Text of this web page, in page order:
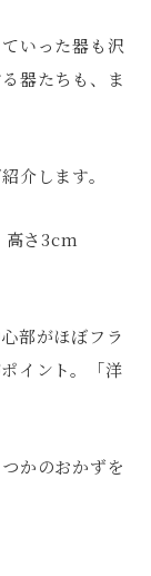
いった器も沢
器たちも、ま
介します。
高さ3cm
部がほぼフラ
イント。「洋
かのおかずを